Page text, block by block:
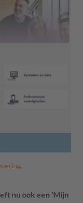
,
nu ook een 'Mijn